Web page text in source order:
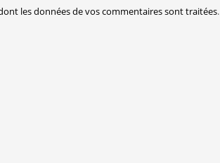
les données de vos commentaires sont traitées.